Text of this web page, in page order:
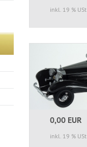
inkl. 19 % USt
0,00 EUR
inkl. 19 % USt